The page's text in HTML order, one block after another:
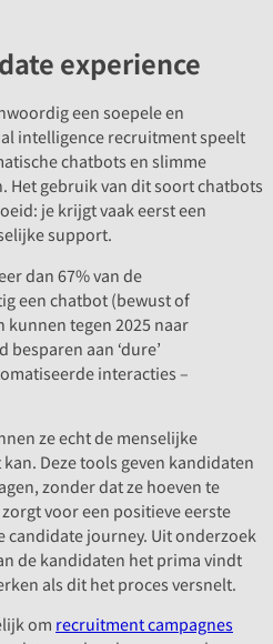
experience
een soepele en
intelligence recruitment speelt
chatbots en slimme
Het gebruik van dit soort chatbots
je krijgt vaak eerst een
support.
dan 67% van de
een chatbot (bewust of
tegen 2025 naar
aan ‘dure’
interacties –
ze echt de menselijke
Deze tools geven kandidaten
zonder dat ze hoeven te
voor een positieve eerste
journey. Uit onderzoek
de kandidaten het prima vindt
als dit het proces versnelt.
om recruitment campagnes